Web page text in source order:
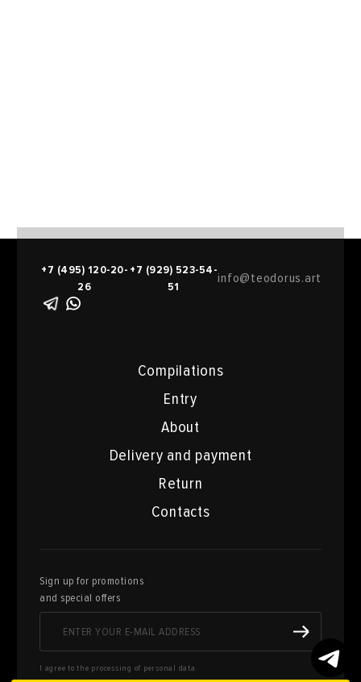
Compilations
Entry
About
Delivery and payment
Return
Contacts
+7 (495) 120-20-
26
+7 (929) 523-54-
51
info@teodorus.art
Sign up for promotions
and special offers
I agree to the processing of personal data